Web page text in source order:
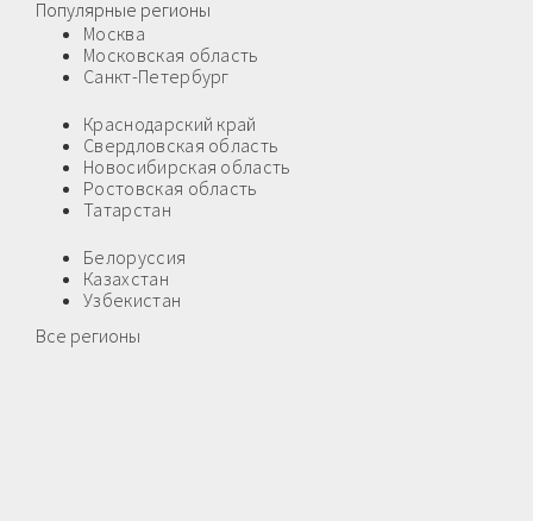
Популярные регионы
Москва
Московская область
Санкт-Петербург
Краснодарский край
Свердловская область
Новосибирская область
Ростовская область
Татарстан
Белоруссия
Казахстан
Узбекистан
Все регионы